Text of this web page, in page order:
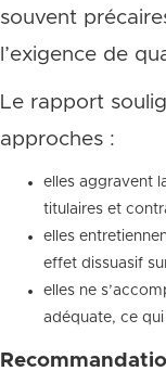
souvent
l’exigence de
Le rapport
approches :
elles aggravent
titulaires et
elles
effet dissuasif
elles ne
adéquate, ce